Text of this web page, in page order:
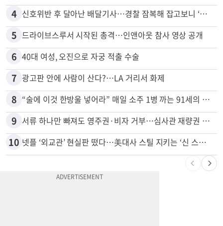
4 신호위반 후 달아난 배달기사…경찰 잠복해 잡고보니 ‘반전’
5 드라이브스루서 시작된 총격…인앤아웃 참사 영상 공개
6 40대 여성, 오진으로 자궁 적출 수술
7 광고판 안에 사람이 산다?…LA 거리서 화제
8 “술에 이것 한방울 넣어라” 매일 소주 1병 까는 91세의 철칙
9 서류 하나만 빠져도 영주권·비자 거부…심사관 재량권 대폭 확대
10 넷플 ‘외교관’ 현실판 떴다…美대사 스틸 지키는 ‘신 스틸러’